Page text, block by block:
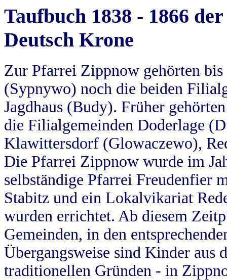
Taufbuch 1838 - 1866
Deutsch Krone
Zur Pfarrei Zippnow gehörten
(Sypnywo) noch die beiden
Jagdhaus (Budy). Früher
die Filialgemeinden Doderlage
Klawittersdorf (Glowaczewo),
Die Pfarrei Zippnow wurde im
selbständige Pfarrei Freudenfier
Stabitz und ein Lokalvikariat
wurden errichtet. Ab diesem
Gemeinden, in den
Übergangsweise sind Kinder aus
traditionellen Gründen - in